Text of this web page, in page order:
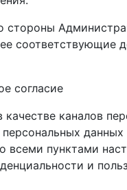
стороны
соответствующие
согласие
качестве каналов
всеми пунктами
и